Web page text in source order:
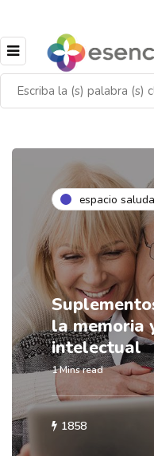
espacio
la memoria
intelectual
1 Mins read
1858